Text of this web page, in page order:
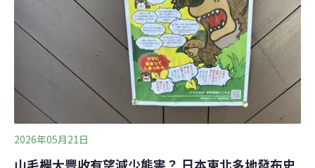
2026年05月21日
山毛櫸大豐收有望減少熊害？ 日本東北多地發布史